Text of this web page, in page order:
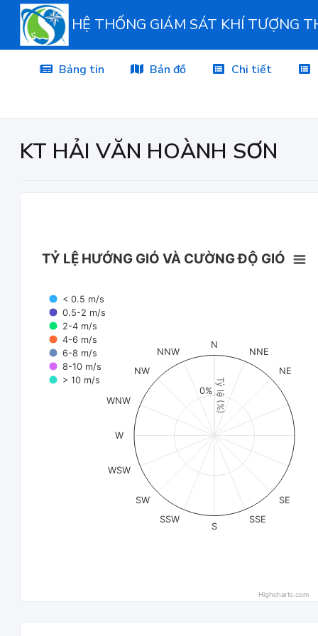
HỆ THỐNG GIÁM SÁT KHÍ TƯỢNG
Bảng tin Bản đồ Chi tiết
KT HẢI VĂN HOÀNH SƠN
Tỷ lệ (%)
TỶ LỆ HƯỚNG GIÓ VÀ CƯỜNG ĐỘ GIÓ
< 0.5 m/s
0.5-2 m/s
2-4 m/s
4-6 m/s
6-8 m/s
8-10 m/s
> 10 m/s
N
NNE
NE
SE
SSE
S
SSW
SW
WSW
W
WNW
NW
NNW
0%
Highcharts.com